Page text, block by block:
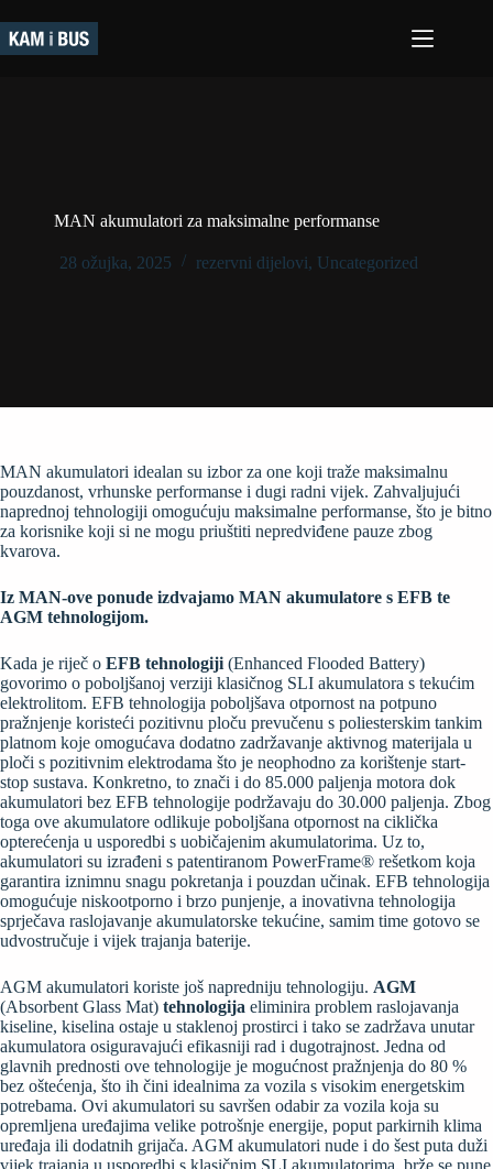
na
sadržaj
MAN akumulatori za maksimalne performanse
28 ožujka, 2025 rezervni dijelovi, Uncategorized
MAN akumulatori idealan su izbor za one koji traže maksimalnu
pouzdanost, vrhunske performanse i dugi radni vijek. Zahvaljujući
naprednoj tehnologiji omogućuju maksimalne performanse, što je bitno
za korisnike koji si ne mogu priuštiti nepredviđene pauze zbog
kvarova.
Iz MAN-ove ponude izdvajamo MAN akumulatore s EFB te
AGM tehnologijom.
Kada je riječ o EFB tehnologiji (Enhanced Flooded Battery)
govorimo o poboljšanoj verziji klasičnog SLI akumulatora s tekućim
elektrolitom. EFB tehnologija poboljšava otpornost na potpuno
pražnjenje koristeći pozitivnu ploču prevučenu s poliesterskim tankim
platnom koje omogućava dodatno zadržavanje aktivnog materijala u
ploči s pozitivnim elektrodama što je neophodno za korištenje start-
stop sustava. Konkretno, to znači i do 85.000 paljenja motora dok
akumulatori bez EFB tehnologije podržavaju do 30.000 paljenja. Zbog
toga ove akumulatore odlikuje poboljšana otpornost na ciklička
opterećenja u usporedbi s uobičajenim akumulatorima. Uz to,
akumulatori su izrađeni s patentiranom PowerFrame® rešetkom koja
garantira iznimnu snagu pokretanja i pouzdan učinak. EFB tehnologija
omogućuje niskootporno i brzo punjenje, a inovativna tehnologija
sprječava raslojavanje akumulatorske tekućine, samim time gotovo se
udvostručuje i vijek trajanja baterije.
AGM akumulatori koriste još napredniju tehnologiju. AGM
(Absorbent Glass Mat) tehnologija eliminira problem raslojavanja
kiseline, kiselina ostaje u staklenoj prostirci i tako se zadržava unutar
akumulatora osiguravajući efikasniji rad i dugotrajnost. Jedna od
glavnih prednosti ove tehnologije je mogućnost pražnjenja do 80 %
bez oštećenja, što ih čini idealnima za vozila s visokim energetskim
potrebama. Ovi akumulatori su savršen odabir za vozila koja su
opremljena uređajima velike potrošnje energije, poput parkirnih klima
uređaja ili dodatnih grijača. AGM akumulatori nude i do šest puta duži
vijek trajanja u usporedbi s klasičnim SLI akumulatorima, brže se pune